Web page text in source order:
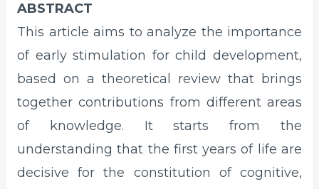
ABSTRACT
This article aims to analyze the importance
of early stimulation for child development,
based on a theoretical review that brings
together contributions from different areas
of knowledge. It starts from the
understanding that the first years of life are
decisive for the constitution of cognitive,